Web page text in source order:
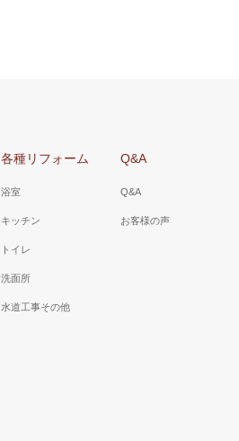
各種リフォーム
浴室
キッチン
トイレ
洗面所
水道工事その他
Q&A
Q&A
お客様の声